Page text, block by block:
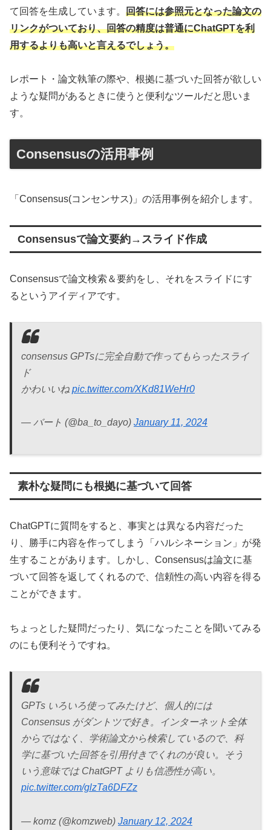
て回答を生成しています。 回答には参照元となった論文の
リンクがついており、回答の精度は普通にChatGPTを利
用するよりも高いと言えるでしょう。
レポート・論文執筆の際や、根拠に基づいた回答が欲しい
ような疑問があるときに使うと便利なツールだと思いま
す。
Consensusの活用事例
「Consensus(コンセンサス)」の活用事例を紹介します。
Consensusで論文要約→スライド作成
Consensusで論文検索＆要約をし、それをスライドにす
るというアイディアです。
consensus GPTsに完全自動で作ってもらったスライ
ド
かわいいね pic.twitter.com/XKd81WeHr0
— バート (@ba_to_dayo) January 11, 2024
素朴な疑問にも根拠に基づいて回答
ChatGPTに質問をすると、事実とは異なる内容だった
り、勝手に内容を作ってしまう「ハルシネーション」が発
生することがあります。しかし、Consensusは論文に基
づいて回答を返してくれるので、信頼性の高い内容を得る
ことができます。
ちょっとした疑問だったり、気になったことを聞いてみる
のにも便利そうですね。
GPTs いろいろ使ってみたけど、個人的には
Consensus がダントツで好き。インターネット全体
からではなく、学術論文から検索しているので、科
学に基づいた回答を引用付きでくれのが良い。そう
いう意味では ChatGPT よりも信憑性が高い。
pic.twitter.com/glzTa6DFZz
— komz (@komzweb) January 12, 2024